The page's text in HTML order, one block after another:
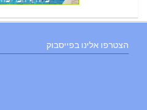
הצטרפו אלינו בפייסבוק